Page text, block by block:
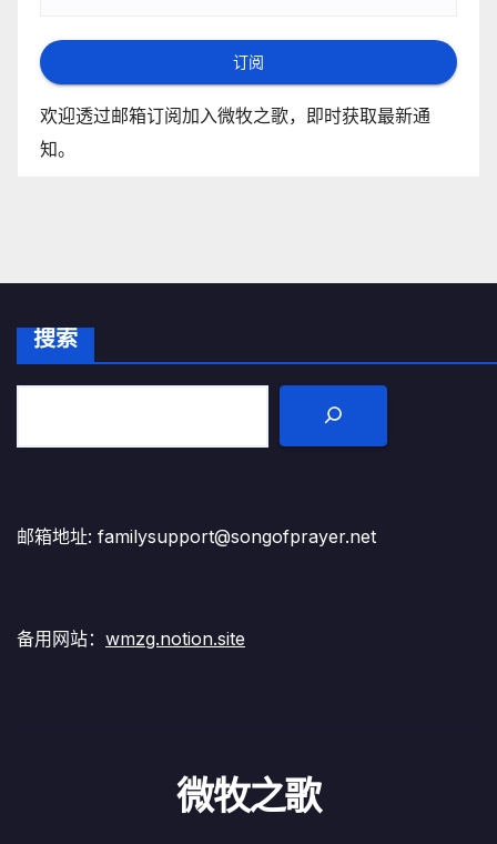
订阅
欢迎透过邮箱订阅加入微牧之歌，即时获取最新通
知。
搜索
邮箱地址: familysupport@songofprayer.net
备用网站： wmzg.notion.site
微牧之歌